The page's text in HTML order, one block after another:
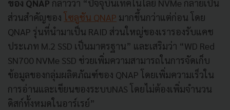
ของ QNAP กล่าวว่า “ปัจจุบันเทคโนโลยี NVMe กลายเป็น
ส่วนสำคัญของ โซลูชัน QNAP มากขึ้นกว่าแต่ก่อน โดย
QNAP รุ่นที่นำมาเป็น RAID ส่วนใหญ่ของเรารองรับแคช
ประเภท M.2 SSD เป็นมาตรฐาน” และเสริมว่า “WD Red
SN700 NVMe SSD ช่วยเพิ่มความสามารถในการจัดเก็บ
ข้อมูลของกลุ่มผลิตภัณฑ์ของ QNAP โดยเพิ่มความเร็วใน
การอ่านและเขียนของระบบNAS โดยไม่ต้องเพิ่มจำนวน
ดิสก์ทั้งหมดในอาร์เรย์”